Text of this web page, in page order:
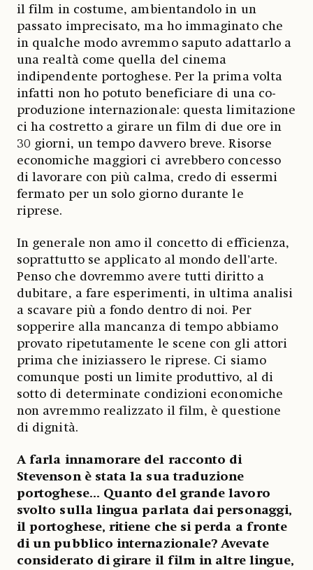
il film in costume, ambientandolo in un
passato imprecisato, ma ho immaginato che
in qualche modo avremmo saputo adattarlo a
una realtà come quella del cinema
indipendente portoghese. Per la prima volta
infatti non ho potuto beneficiare di una co-
produzione internazionale: questa limitazione
ci ha costretto a girare un film di due ore in
30 giorni, un tempo davvero breve. Risorse
economiche maggiori ci avrebbero concesso
di lavorare con più calma, credo di essermi
fermato per un solo giorno durante le
riprese.
In generale non amo il concetto di efficienza,
soprattutto se applicato al mondo dell’arte.
Penso che dovremmo avere tutti diritto a
dubitare, a fare esperimenti, in ultima analisi
a scavare più a fondo dentro di noi. Per
sopperire alla mancanza di tempo abbiamo
provato ripetutamente le scene con gli attori
prima che iniziassero le riprese. Ci siamo
comunque posti un limite produttivo, al di
sotto di determinate condizioni economiche
non avremmo realizzato il film, è questione
di dignità.
A farla innamorare del racconto di
Stevenson è stata la sua traduzione
portoghese... Quanto del grande lavoro
svolto sulla lingua parlata dai personaggi,
il portoghese, ritiene che si perda a fronte
di un pubblico internazionale? Avevate
considerato di girare il film in altre lingue,